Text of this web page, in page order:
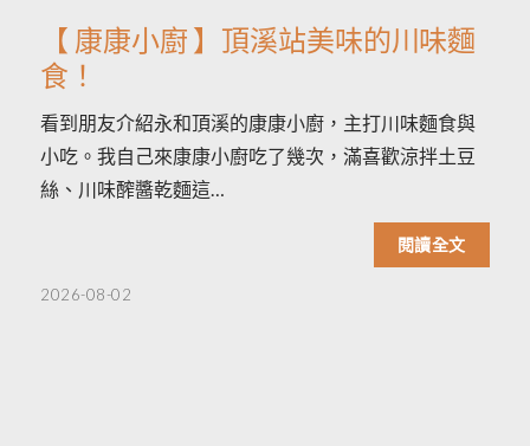
【 康康小廚 】頂溪站美味的川味麵
食！
看到朋友介紹永和頂溪的康康小廚，主打川味麵食與
小吃。我自己來康康小廚吃了幾次，滿喜歡涼拌土豆
絲、川味醡醬乾麵這…
閱讀全文
2026-08-02